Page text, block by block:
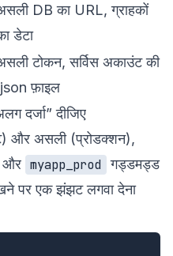
DB का URL, ग्राहकों
डेटा
टोकन, सर्विस अकाउंट की
फ़ाइल
दर्जा” दीजिए
और असली (प्रोडक्शन),
और myapp_prod गड्डमड्ड
पर एक झंझट लगवा देना